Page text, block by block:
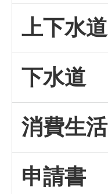
上下水道
下水道
消費生活
申請書